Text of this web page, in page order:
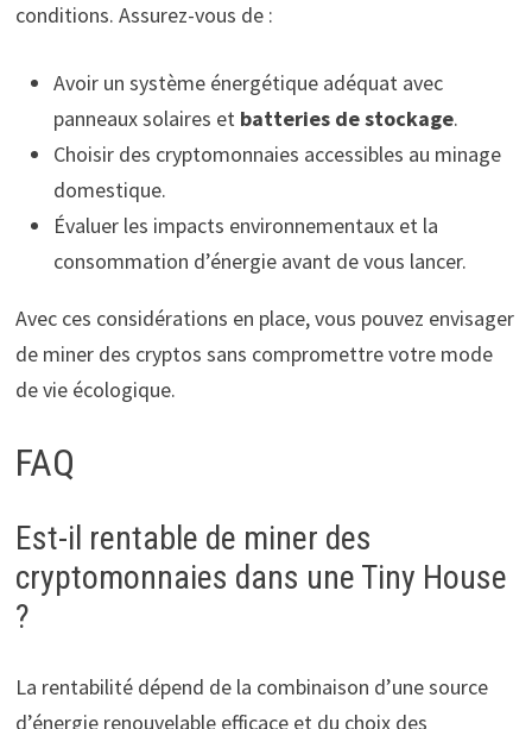
conditions. Assurez-vous de :
Avoir un système énergétique adéquat avec
panneaux solaires et batteries de stockage.
Choisir des cryptomonnaies accessibles au minage
domestique.
Évaluer les impacts environnementaux et la
consommation d’énergie avant de vous lancer.
Avec ces considérations en place, vous pouvez envisager
de miner des cryptos sans compromettre votre mode
de vie écologique.
FAQ
Est-il rentable de miner des
cryptomonnaies dans une Tiny House
?
La rentabilité dépend de la combinaison d’une source
d’énergie renouvelable efficace et du choix des